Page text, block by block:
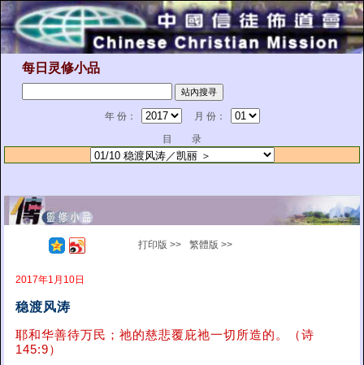
每日灵修小品
年 份：
月 份：
目 录
打印版 >> 繁體版 >>
2017年1月10日
稳渡风涛
耶和华善待万民；祂的慈悲覆庇祂一切所造的。（诗
145:9）